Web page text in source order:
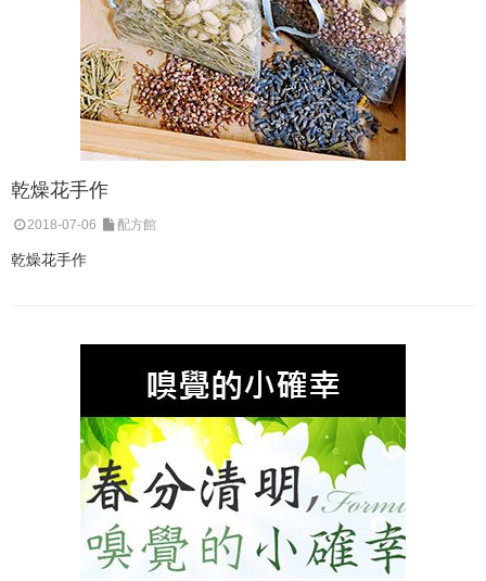
乾燥花手作
2018-07-06 配方館
乾燥花手作